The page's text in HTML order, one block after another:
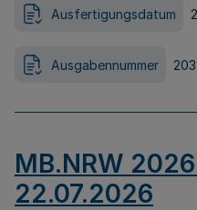
Ausfertigungsdatum
Ausgabennummer 203
MB.NRW
22.07.2026